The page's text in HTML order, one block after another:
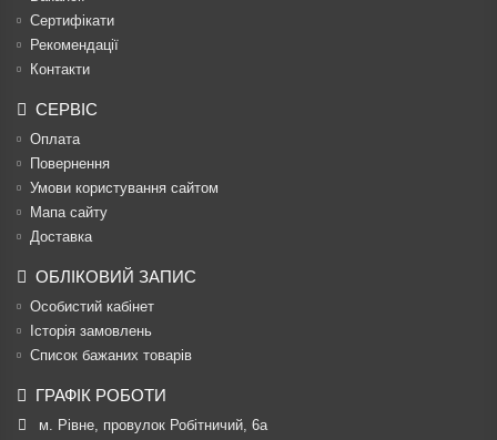
Сертифікати
Рекомендації
Контакти
СЕРВІС
Оплата
Повернення
Умови користування сайтом
Мапа сайту
Доставка
ОБЛІКОВИЙ ЗАПИС
Особистий кабінет
Історія замовлень
Список бажаних товарів
ГРАФІК РОБОТИ
м. Рівне, провулок Робітничий, 6а